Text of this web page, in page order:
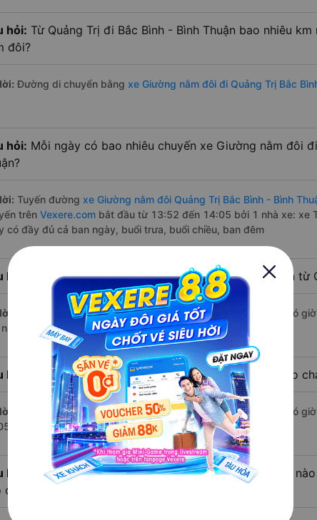
hỏi: Từ Quảng Trị đi Bắc Bình - Bình Thuận bao nhiêu
đôi?
Đường di chuyển bằng xe Giường nằm đôi đi Quảng Trị Bắc
hỏi: Mỗi ngày có bao nhiêu chuyến xe Giường nằm đôi
Tuyến đường xe Giường nằm đôi Quảng Trị Bắc Bình - Bình
trên Vexere.com bắt đầu từ 13:52 đến 14:05 bởi 1 nhà xe: xe
có đầy đủ cả ban ngày, buổi trưa, buổi chiều, ban đêm
hỏi: Nhà xe Giường nằm đôi đi Bắc Bình - Bình Thuận từ
Chuyến Giường nằm đôi Quảng Trị Bắc Bình - Bình Thuận
có
xe Tân Quang Dũng.
hỏi: Nhà xe đi Bắc Bình - Bình Thuận từ Quảng Trị nào
ChuyếnGiường nằm đôi Quảng Trị Bắc Bình - Bình Thuận
có
là của nhà xe Tân Quang Dũng.
hỏi:
Review xe đi Bắc Bình - Bình Thuận từ Quảng Trị
cấp nhất?